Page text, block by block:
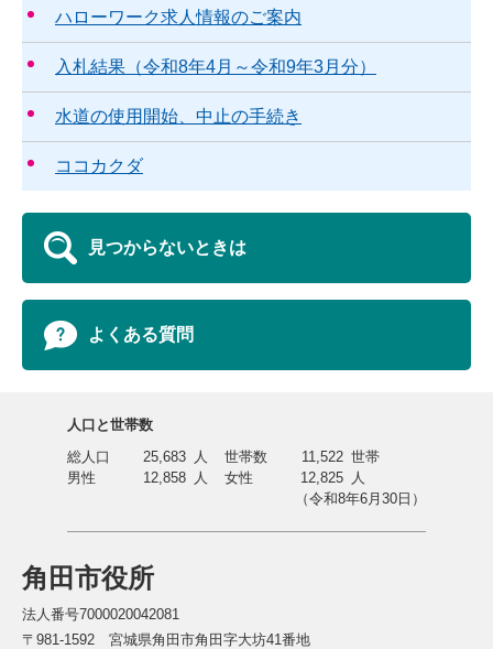
ハローワーク求人情報のご案内
入札結果（令和8年4月～令和9年3月分）
水道の使用開始、中止の手続き
ココカクダ
見つからないときは
よくある質問
角田市役所
法人番号7000020042081
〒981-1592 宮城県角田市角田字大坊41番地
人口と世帯数
総人口
25,683 人 世帯数 11,522 世帯
男性
12,858 人 女性 12,825 人
（令和8年6月30日）